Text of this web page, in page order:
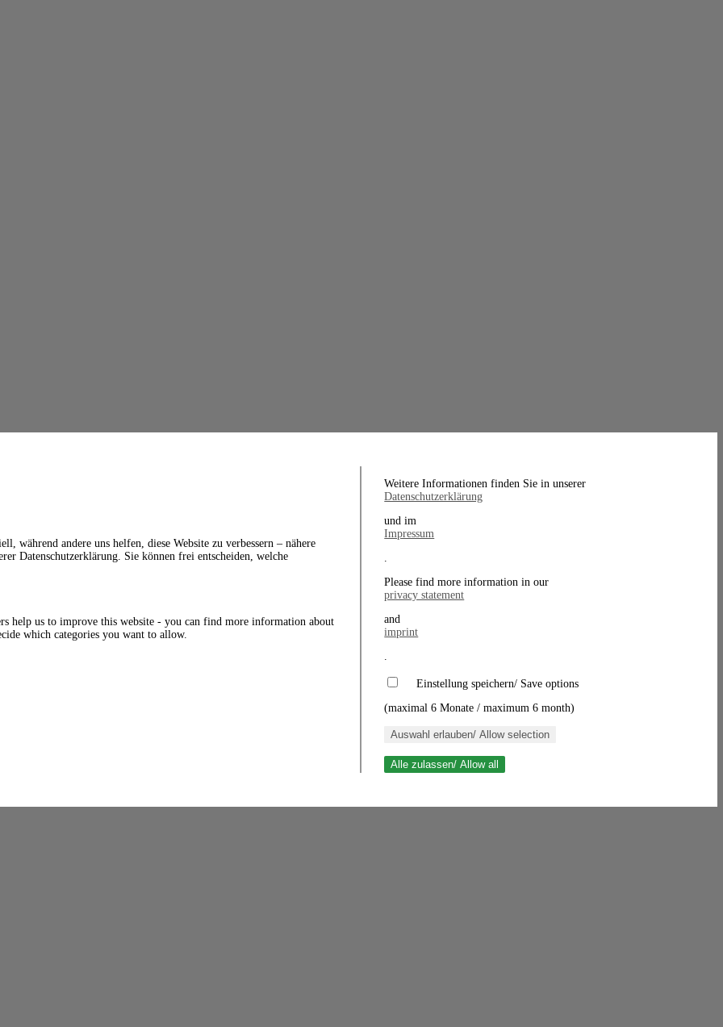
während andere uns helfen, diese Website zu verbessern – nähere
Datenschutzerklärung. Sie können frei entscheiden, welche
help us to improve this website - you can find more information about
which categories you want to allow.
Weitere Informationen finden Sie in unserer
Datenschutzerklärung
und im
Impressum
.
Please find more information in our
privacy statement
and
imprint
.
Einstellung speichern/ Save options
(maximal 6 Monate / maximum 6 month)
Auswahl erlauben/ Allow selection
Alle zulassen/ Allow all